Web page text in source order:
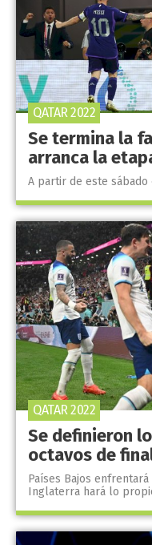
Se termina la
arranca la
A partir de este
QATAR 2022
Se definieron
octavos de
Países Bajos
Inglaterra hará lo
QATAR 2022